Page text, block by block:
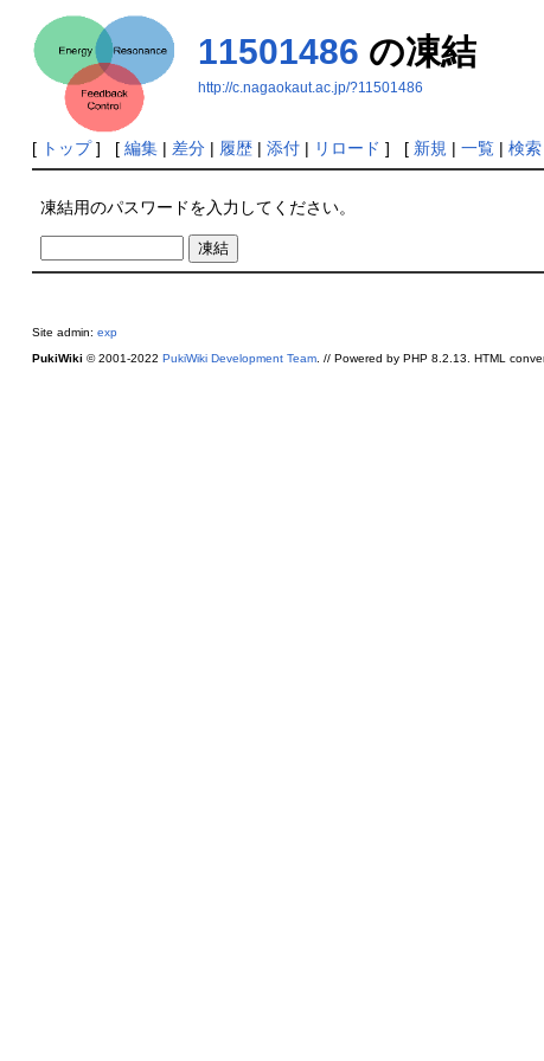
11501486 の凍結
http://c.nagaokaut.ac.jp/?11501486
[ トップ] [ 編集| 差分| 履歴| 添付| リロード ] [ 新規 | 一覧| 検索
凍結用のパスワードを入力してください。
Site admin: exp
PukiWiki © 2001-2022 PukiWiki Development Team. // Powered by PHP 8.2.13. HTML